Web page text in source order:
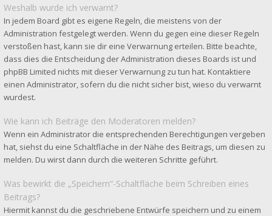
Weshalb wurde ich verwarnt?
In jedem Board gibt es eigene Regeln, die meistens von der
Administration festgelegt werden. Wenn du gegen eine dieser Regeln
verstoßen hast, kann sie dir eine Verwarnung erteilen. Bitte beachte,
dass dies die Entscheidung der Administration dieses Boards ist und
phpBB Limited nichts mit dieser Verwarnung zu tun hat. Kontaktiere
einen Administrator, sofern du die nicht sicher bist, wieso du verwarnt
wurdest.
Wie kann ich Beiträge den Moderatoren melden?
Wenn ein Administrator die entsprechenden Berechtigungen vergeben
hat, siehst du eine Schaltfläche in der Nähe des Beitrags, um diesen zu
melden. Du wirst dann durch die weiteren Schritte geführt.
Was bewirkt die „Speichern“-Schaltfläche beim Schreiben eines
Beitrags?
Hiermit kannst du die geschriebene Entwürfe speichern und zu einem